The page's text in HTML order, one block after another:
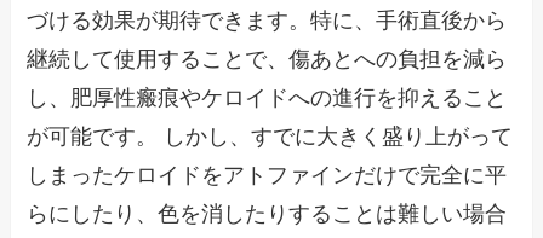
づける効果が期待できます。特に、手術直後から
継続して使用することで、傷あとへの負担を減ら
し、肥厚性瘢痕やケロイドへの進行を抑えること
が可能です。 しかし、すでに大きく盛り上がって
しまったケロイドをアトファインだけで完全に平
らにしたり、色を消したりすることは難しい場合